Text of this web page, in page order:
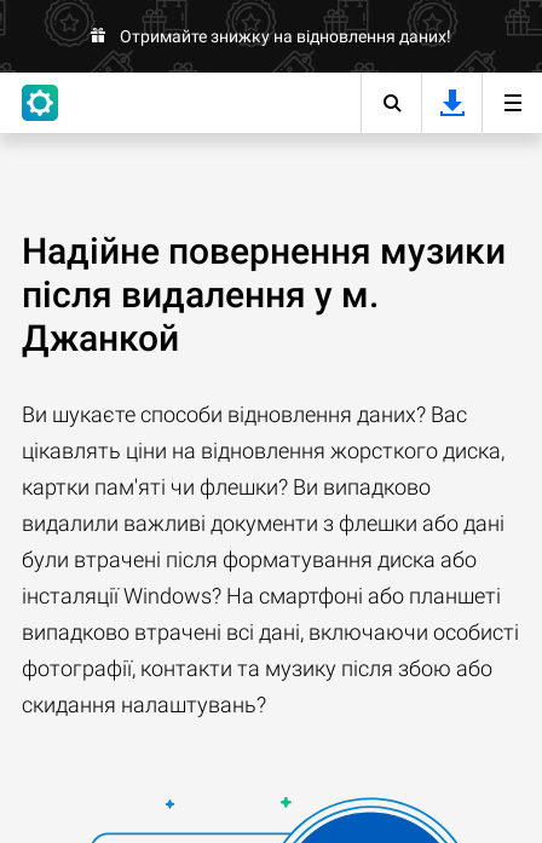
Отримайте знижку на відновлення даних!
Надійне повернення музики
після видалення у м.
Джанкой
Ви шукаєте способи відновлення даних? Вас
цікавлять ціни на відновлення жорсткого диска,
картки пам'яті чи флешки? Ви випадково
видалили важливі документи з флешки або дані
були втрачені після форматування диска або
інсталяції Windows? На смартфоні або планшеті
випадково втрачені всі дані, включаючи особисті
фотографії, контакти та музику після збою або
скидання налаштувань?